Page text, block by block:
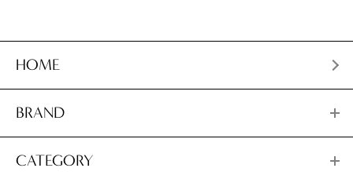
HOME
BRAND
CATEGORY